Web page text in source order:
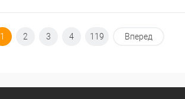
Под заказ
1 2 3 4 119 Вперед